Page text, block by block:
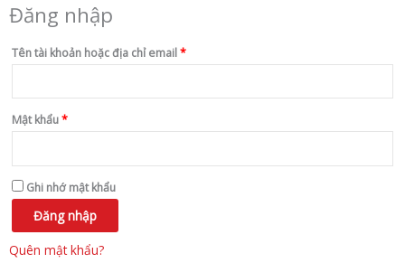
Đăng nhập
Tên tài khoản hoặc địa chỉ email*
Mật khẩu*
Bắt
Ghi nhớ mật khẩu
Đăng nhập
Quên mật khẩu?
Bắt
Bắt